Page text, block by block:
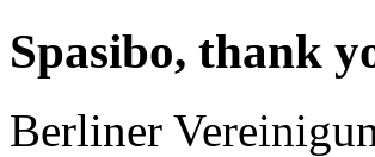
Spasibo, thank
Berliner